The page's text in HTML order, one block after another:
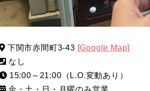
下関市赤間町3-43 [Google Map]
なし
15:00～21:00（L.O.変動あり）
金・土・日・月曜のみ営業